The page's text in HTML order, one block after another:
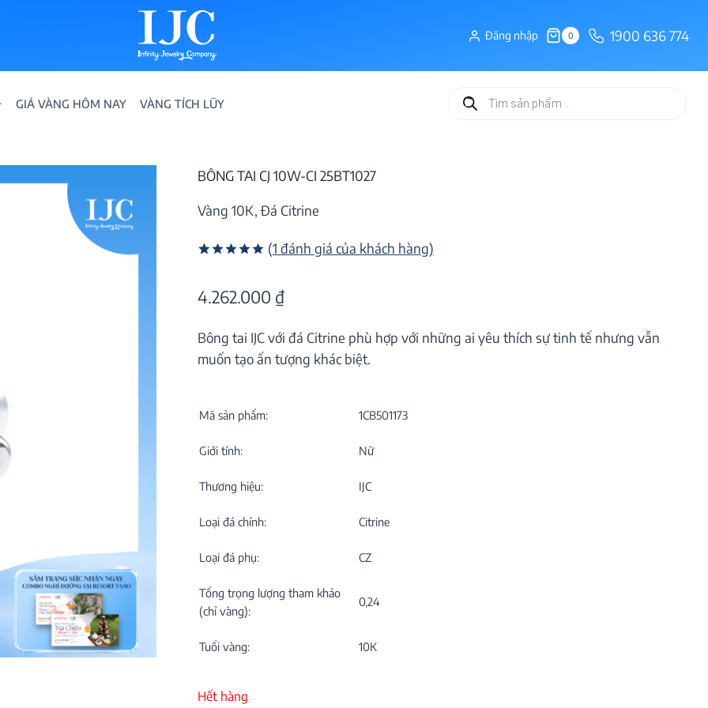
Đăng nhập 0 1900 636 774
GIÁ VÀNG HÔM NAY VÀNG TÍCH LŨY
Tìm
kiếm
BÔNG TAI CJ 10W-CI 25BT1027
Vàng 10K, Đá Citrine
đánh giá
(1 đánh giá của khách hàng)
4.262.000 ₫
Bông tai IJC với đá Citrine phù hợp với những ai yêu thích sự tinh tế nhưng vẫn
muốn tạo ấn tượng khác biệt.
Mã sản phẩm: 1CB501173
Giới tính: Nữ
Thương hiệu: IJC
Loại đá chính: Citrine
Loại đá phụ: CZ
Tổng trọng lượng tham khảo
(chỉ vàng):
0,24
Tuổi vàng: 10K
Hết hàng